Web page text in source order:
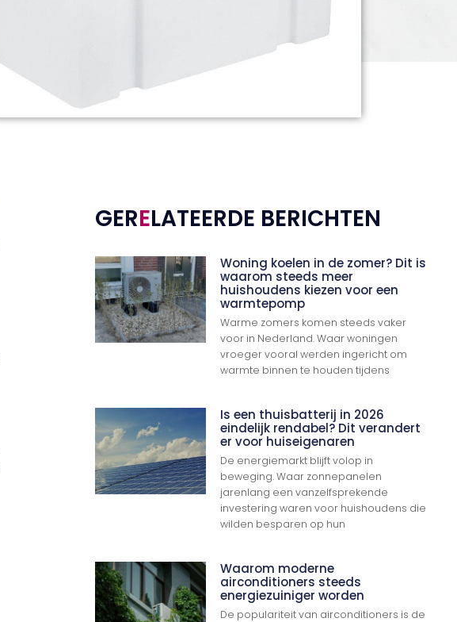
GERELATEERDE BERICHTEN
Woning koelen in de zomer? Dit is
waarom steeds meer
huishoudens kiezen voor een
warmtepomp
Warme zomers komen steeds vaker
voor in Nederland. Waar woningen
vroeger vooral werden ingericht om
warmte binnen te houden tijdens
Is een thuisbatterij in 2026
eindelijk rendabel? Dit verandert
er voor huiseigenaren
De energiemarkt blijft volop in
beweging. Waar zonnepanelen
jarenlang een vanzelfsprekende
investering waren voor huishoudens die
wilden besparen op hun
Waarom moderne
airconditioners steeds
energiezuiniger worden
De populariteit van airconditioners is de